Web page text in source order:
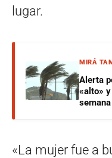
lugar.
MIRÁ
Alerta
«alto»
semana
«La mujer fue a